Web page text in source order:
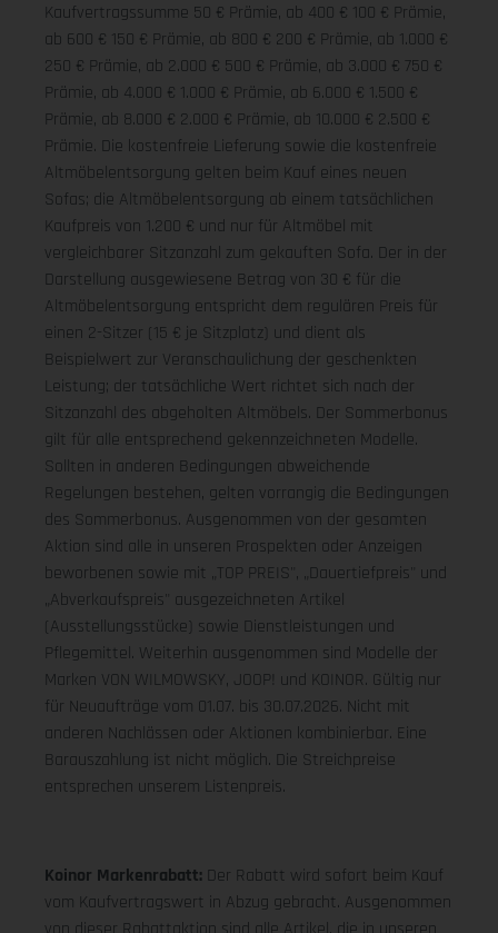
Kaufvertragssumme 50 € Prämie, ab 400 € 100 € Prämie,
ab 600 € 150 € Prämie, ab 800 € 200 € Prämie, ab 1.000 €
250 € Prämie, ab 2.000 € 500 € Prämie, ab 3.000 € 750 €
Prämie, ab 4.000 € 1.000 € Prämie, ab 6.000 € 1.500 €
Prämie, ab 8.000 € 2.000 € Prämie, ab 10.000 € 2.500 €
Prämie. Die kostenfreie Lieferung sowie die kostenfreie
Altmöbelentsorgung gelten beim Kauf eines neuen
Sofas; die Altmöbelentsorgung ab einem tatsächlichen
Kaufpreis von 1.200 € und nur für Altmöbel mit
vergleichbarer Sitzanzahl zum gekauften Sofa. Der in der
Darstellung ausgewiesene Betrag von 30 € für die
Altmöbelentsorgung entspricht dem regulären Preis für
einen 2-Sitzer (15 € je Sitzplatz) und dient als
Beispielwert zur Veranschaulichung der geschenkten
Leistung; der tatsächliche Wert richtet sich nach der
Sitzanzahl des abgeholten Altmöbels. Der Sommerbonus
gilt für alle entsprechend gekennzeichneten Modelle.
Sollten in anderen Bedingungen abweichende
Regelungen bestehen, gelten vorrangig die Bedingungen
des Sommerbonus. Ausgenommen von der gesamten
Aktion sind alle in unseren Prospekten oder Anzeigen
beworbenen sowie mit „TOP PREIS", „Dauertiefpreis" und
„Abverkaufspreis" ausgezeichneten Artikel
(Ausstellungsstücke) sowie Dienstleistungen und
Pflegemittel. Weiterhin ausgenommen sind Modelle der
Marken VON WILMOWSKY, JOOP! und KOINOR. Gültig nur
für Neuaufträge vom 01.07. bis 30.07.2026. Nicht mit
anderen Nachlässen oder Aktionen kombinierbar. Eine
Barauszahlung ist nicht möglich. Die Streichpreise
entsprechen unserem Listenpreis.
Koinor Markenrabatt: Der Rabatt wird sofort beim Kauf
vom Kaufvertragswert in Abzug gebracht. Ausgenommen